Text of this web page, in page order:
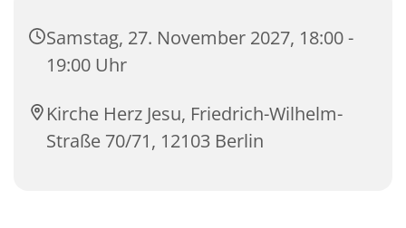
Samstag, 27. November 2027, 18:00 -
19:00 Uhr
Kirche Herz Jesu, Friedrich-Wilhelm-
Straße 70/71, 12103 Berlin